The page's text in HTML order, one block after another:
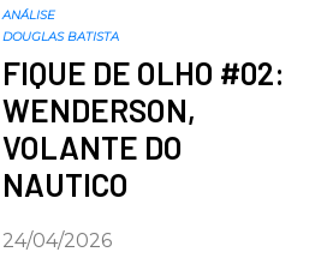
ANÁLISE
DOUGLAS BATISTA
FIQUE DE OLHO #02:
WENDERSON,
VOLANTE DO
NAUTICO
24/04/2026